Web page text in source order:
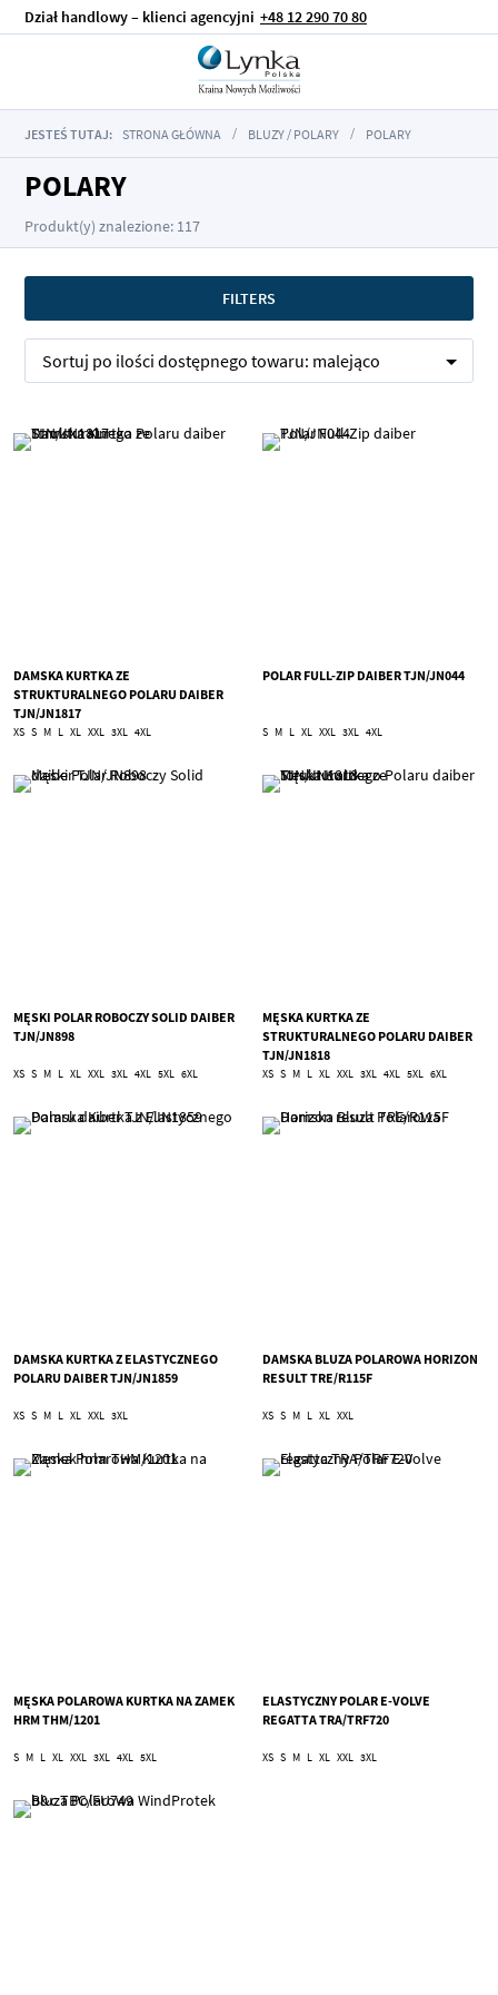
Dział handlowy – klienci agencyjni +48 12 290 70 80
JESTEŚ TUTAJ: STRONA GŁÓWNA BLUZY / POLARY POLARY
POLARY
Produkt(y) znalezione: 117
FILTERS
Sortuj po ilości dostępnego towaru: malejąco
DAMSKA KURTKA ZE
STRUKTURALNEGO POLARU DAIBER
TJN/JN1817
XS S M L XL XXL 3XL 4XL
POLAR FULL-ZIP DAIBER TJN/JN044
S M L XL XXL 3XL 4XL
MĘSKI POLAR ROBOCZY SOLID DAIBER
TJN/JN898
XS S M L XL XXL 3XL 4XL 5XL 6XL
MĘSKA KURTKA ZE
STRUKTURALNEGO POLARU DAIBER
TJN/JN1818
XS S M L XL XXL 3XL 4XL 5XL 6XL
DAMSKA KURTKA Z ELASTYCZNEGO
POLARU DAIBER TJN/JN1859
XS S M L XL XXL 3XL
DAMSKA BLUZA POLAROWA HORIZON
RESULT TRE/R115F
XS S M L XL XXL
MĘSKA POLAROWA KURTKA NA ZAMEK
HRM THM/1201
S M L XL XXL 3XL 4XL 5XL
ELASTYCZNY POLAR E-VOLVE
REGATTA TRA/TRF720
XS S M L XL XXL 3XL